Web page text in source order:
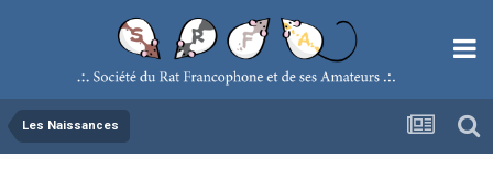
Les Naissances